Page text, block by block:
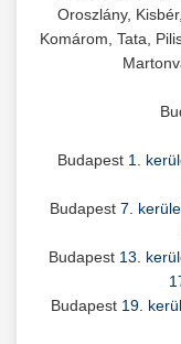
Oroszlány,
Komárom, Tata,
Budapest 1.
Budapest 7.
Budapest 13.
Budapest 19.